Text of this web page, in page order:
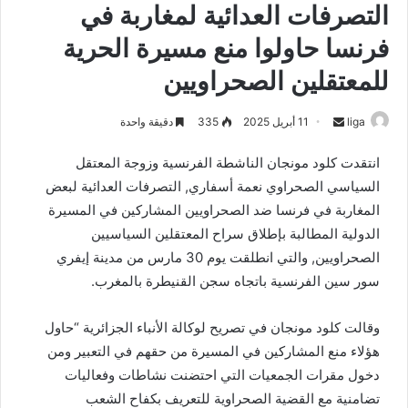
التصرفات العدائية لمغاربة في
فرنسا حاولوا منع مسيرة الحرية
للمعتقلين الصحراويين
liga
n
d
a
n
i
11 أبريل 2025 335 دقيقة واحدة
انتقدت كلود مونجان الناشطة الفرنسية وزوجة المعتقل
السياسي الصحراوي نعمة أسفاري, التصرفات العدائية لبعض
المغاربة في فرنسا ضد الصحراويين المشاركين في المسيرة
الدولية المطالبة بإطلاق سراح المعتقلين السياسيين
الصحراويين, والتي انطلقت يوم 30 مارس من مدينة إيفري
سور سين الفرنسية باتجاه سجن القنيطرة بالمغرب.
وقالت كلود مونجان في تصريح لوكالة الأنباء الجزائرية “حاول
هؤلاء منع المشاركين في المسيرة من حقهم في التعبير ومن
دخول مقرات الجمعيات التي احتضنت نشاطات وفعاليات
تضامنية مع القضية الصحراوية للتعريف بكفاح الشعب